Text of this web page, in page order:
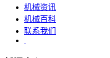
机械资讯
机械百科
联系我们